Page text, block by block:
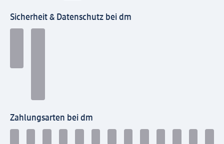
Sicherheit & Datenschutz bei dm
Zahlungsarten bei dm